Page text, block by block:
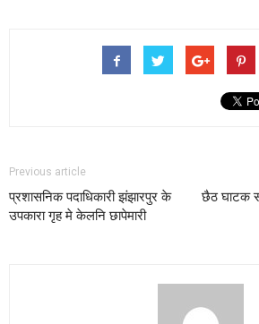
Previous article
प्रशासनिक पदाधिकारी झंझारपुर के
उपकारा गृह मे केलनि छापेमारी
छैठ घाटक